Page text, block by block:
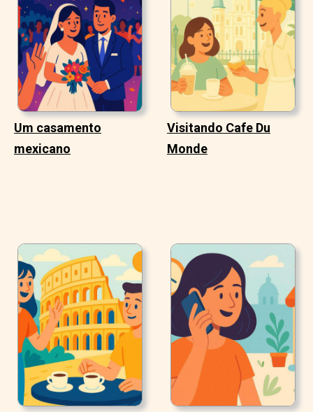
Um casamento
mexicano
Visitando Cafe Du
Monde